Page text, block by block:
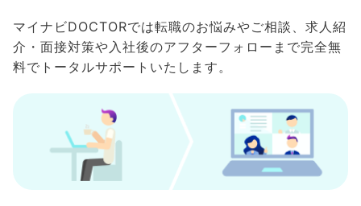
マイナビDOCTORでは転職のお悩みやご相談、求人紹
介・面接対策や入社後のアフターフォローまで完全無
料でトータルサポートいたします。